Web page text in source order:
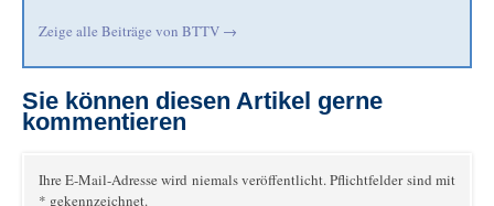
Zeige alle Beiträge von BTTV →
Sie können diesen Artikel gerne
kommentieren
Ihre E-Mail-Adresse wird niemals veröffentlicht. Pflichtfelder sind mit
* gekennzeichnet.